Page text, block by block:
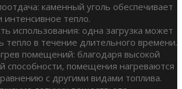
каменный уголь обеспечивает
интенсивное тепло.
использования: одна загрузка может
тепло в течение длительного времени.
помещений: благодаря высокой
способности, помещения нагреваются
с другими видами топлива.